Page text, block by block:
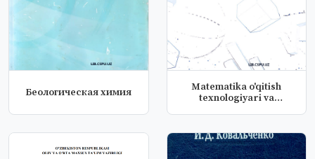
Беологическая химия
Matematika o'qitish
texnologiyari va